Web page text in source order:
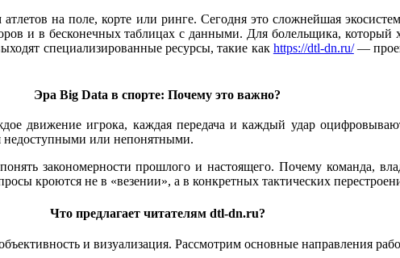
на поле, корте или ринге. Сегодня это сложнейшая
и в бесконечных таблицах с данными. Для болельщика, который
специализированные ресурсы, такие как https://dtl-dn.ru/—
Эра Big Data в спорте: Почему это важно?
движение игрока, каждая передача и каждый удар
недоступными или непонятными.
закономерности прошлого и настоящего. Почему команда,
кроются не в «везении», а в конкретных тактических
Что предлагает читателям dtl-dn.ru?
и визуализация. Рассмотрим основные направления